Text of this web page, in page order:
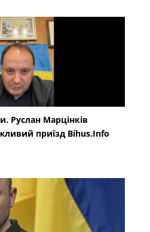
Руслан Марцінків
приїзд Bihus.Info